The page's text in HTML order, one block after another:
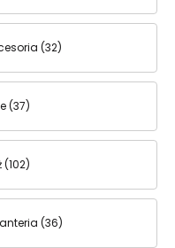
(32)
(37)
(36)